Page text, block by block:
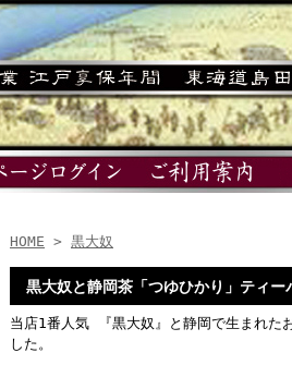
HOME > 黒大奴
黒大奴と静岡茶「つゆひかり」ティー
当店1番人気 『黒大奴』と静岡で生まれた
した。